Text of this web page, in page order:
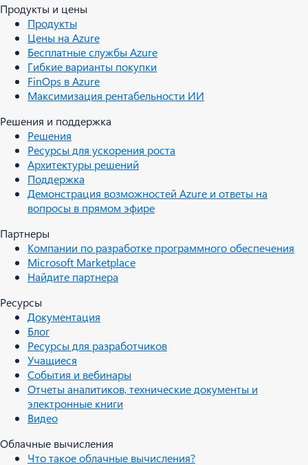
Продукты и цены
Продукты
Цены на Azure
Бесплатные службы Azure
Гибкие варианты покупки
FinOps в Azure
Максимизация рентабельности ИИ
Решения и поддержка
Решения
Ресурсы для ускорения роста
Архитектуры решений
Поддержка
Демонстрация возможностей Azure и ответы на
вопросы в прямом эфире
Партнеры
Компании по разработке программного обеспечения
Microsoft Marketplace
Найдите партнера
Ресурсы
Документация
Блог
Ресурсы для разработчиков
Учащиеся
События и вебинары
Отчеты аналитиков, технические документы и
электронные книги
Видео
Облачные вычисления
Что такое облачные вычисления?